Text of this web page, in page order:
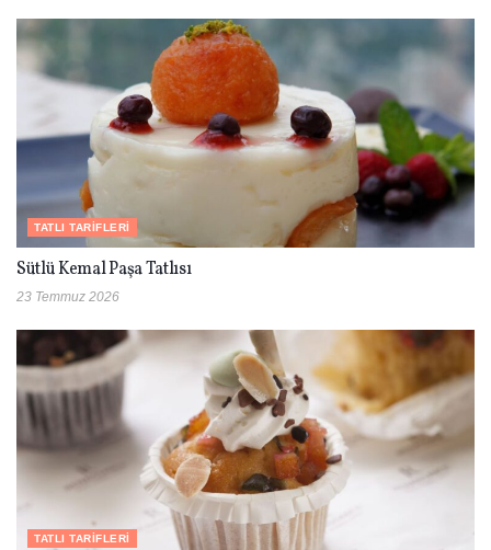
TATLI TARIFLERI
Sütlü Kemal Paşa Tatlısı
23 Temmuz 2026
TATLI TARIFLERI